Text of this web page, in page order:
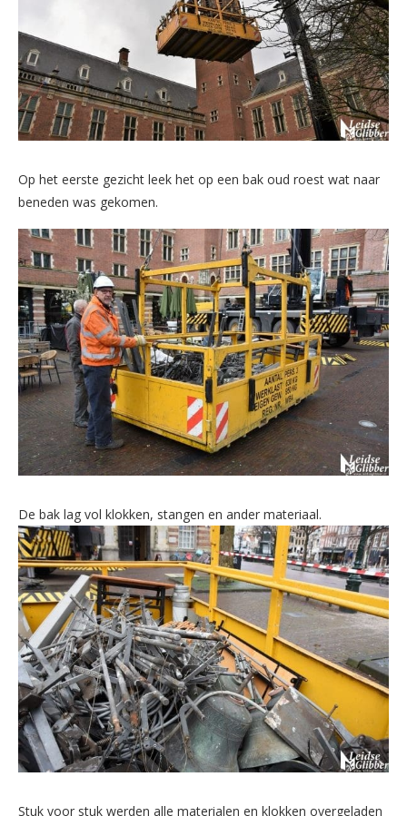
Op het eerste gezicht leek het op een bak oud roest wat naar
beneden was gekomen.
De bak lag vol klokken, stangen en ander materiaal.
Stuk voor stuk werden alle materialen en klokken overgeladen